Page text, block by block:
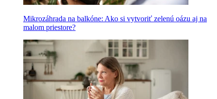
Mikrozáhrada na balkóne: Ako si vytvoriť zelenú oázu aj na
malom priestore?